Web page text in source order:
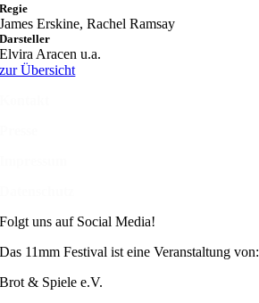
Regie
James Erskine, Rachel Ramsay
Darsteller
Elvira Aracen u.a.
zur Übersicht
Folgt uns auf Social Media!
Das 11mm Festival ist eine Veranstaltung von:
Brot & Spiele e.V.